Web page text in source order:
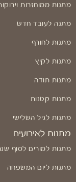
מתנות ממוחזרות
מתנה לעובד חדש
מתנות לחורף
מתנות לקיץ
מתנות תודה
מתנות קטנות
מתנות לגיל השלישי
מתנות לאירועים
מתנות למורים לסוף
מתנות ליום המשפחה